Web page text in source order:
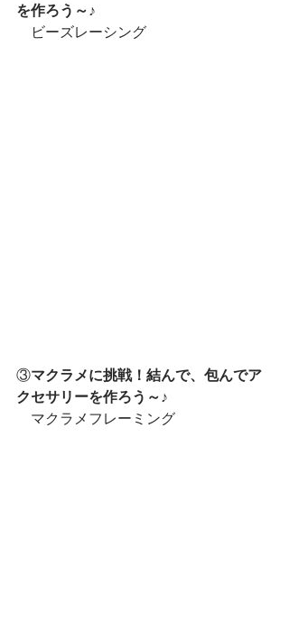
を作ろう～♪
ビーズレーシング
③マクラメに挑戦！結んで、包んでア
クセサリーを作ろう～♪
マクラメフレーミング